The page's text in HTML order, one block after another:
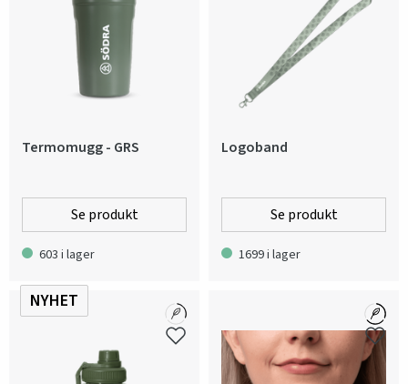
Termomugg - GRS
Se produkt
603 i lager
Logoband
Se produkt
1699 i lager
NYHET